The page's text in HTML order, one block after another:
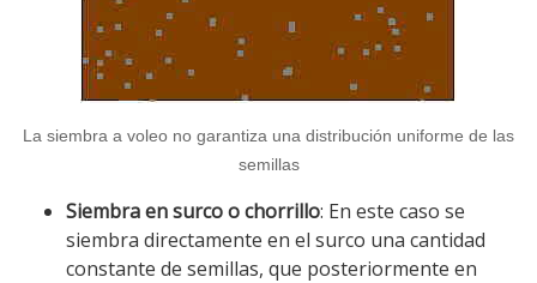
La siembra a voleo no garantiza una distribución uniforme de las
semillas
Siembra en surco o chorrillo: En este caso se
siembra directamente en el surco una cantidad
constante de semillas, que posteriormente en